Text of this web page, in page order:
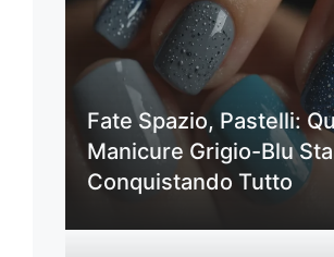
Fate Spazio, Pastelli:
Manicure Grigio-Blu Sta
Conquistando Tutto